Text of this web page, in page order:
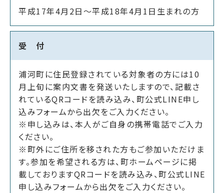
平成17年4月2日～平成18年4月1日生まれの方
受 付
浦河町に住民登録されている対象者の方には10
月上旬に案内文書を発送いたしますので、記載さ
れているQRコードを読み込み、町公式LINE申し
込みフォームから出欠をご入力ください。
※申し込みは、本人がご自身の携帯電話でご入力
ください。
※町外にご住所を移された方もご参加いただけま
す。参加を希望される方は、町ホームページに掲
載しておりますQRコードを読み込み、町公式LINE
申し込みフォームから出欠をご入力ください。